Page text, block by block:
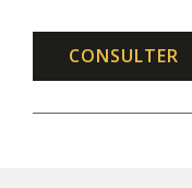
CONSULTER